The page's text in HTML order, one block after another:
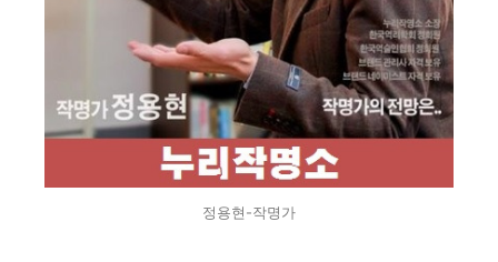
정용현-작명가